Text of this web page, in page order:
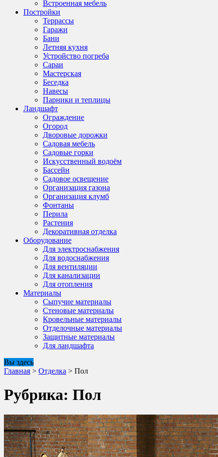
Встроенная мебель
Постройки
Террассы
Гаражи
Бани
Летняя кухня
Устройство погреба
Сараи
Мастерская
Беседка
Навесы
Парники и теплицы
Ландшафт
Ограждение
Огород
Дворовые дорожки
Садовая мебель
Садовые горки
Искусственный водоём
Бассейн
Садовое освещение
Организация газона
Организация клумб
Фонтаны
Перила
Растения
Декоративная отделка
Оборудование
Для электроснабжения
Для водоснабжения
Для вентиляции
Для канализации
Для отопления
Материалы
Сыпучие материалы
Стеновые материалы
Кровельные материалы
Отделочные материалы
Защитные материалы
Для ландшафта
Вы здесь
Главная > Отделка > Пол
Рубрика: Пол